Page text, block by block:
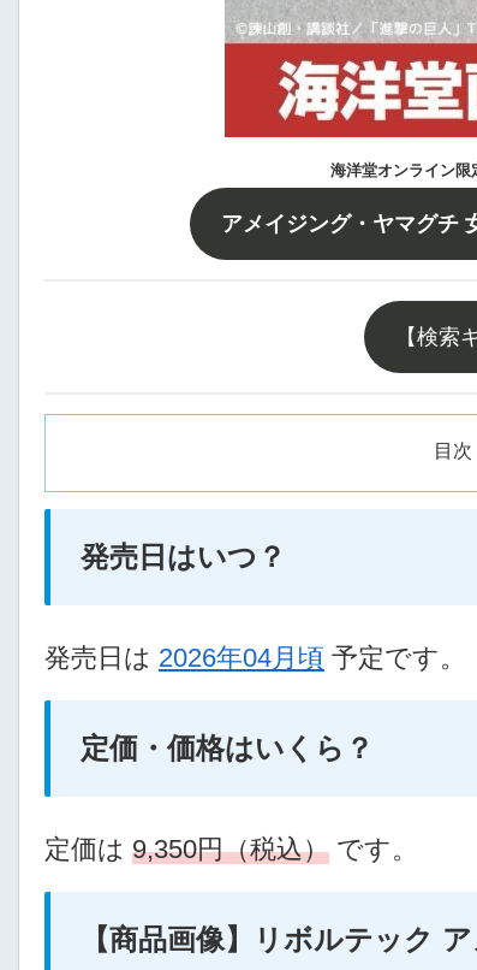
海洋堂オンライン限
アメイジング・ヤマグチ
【検索
目次
発売日はいつ？
発売日は 2026年04月頃 予定です。
定価・価格はいくら？
定価は 9,350円（税込） です。
【商品画像】リボルテック